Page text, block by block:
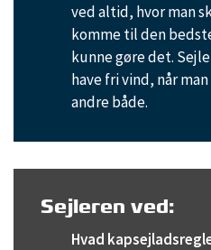
ved altid, hvor man
komme til den
kunne gøre det.
have fri vind, når
andre både.
Sejleren ved:
Hvad